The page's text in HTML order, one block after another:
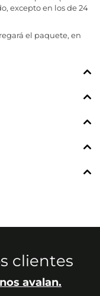
excepto en los de 24
el paquete, en
clientes
avalan.